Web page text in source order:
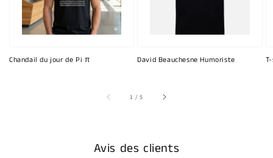
Chandail du jour de Pi π David Beauchesne Humoriste
1 /sur
5
Avis des clients